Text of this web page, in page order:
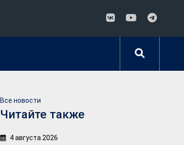
Все новости
Читайте также
4 августа 2026